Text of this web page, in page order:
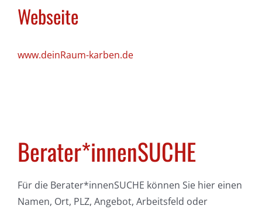
Webseite
www.deinRaum-karben.de
Berater*innenSUCHE
Für die Berater*innenSUCHE können Sie hier einen
Namen, Ort, PLZ, Angebot, Arbeitsfeld oder